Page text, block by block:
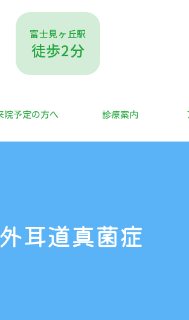
富士見ヶ丘駅
徒歩2分
院予定の方へ 診療案内
外耳道真菌症